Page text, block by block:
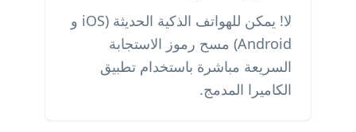
لا! يمكن للهواتف الذكية الحديثة (iOS و
Android) مسح رموز الاستجابة
السريعة مباشرة باستخدام تطبيق
الكاميرا المدمج.